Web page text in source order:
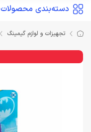
دسته‌بندی محصولات
تجهیزات و لوازم گیمینگ